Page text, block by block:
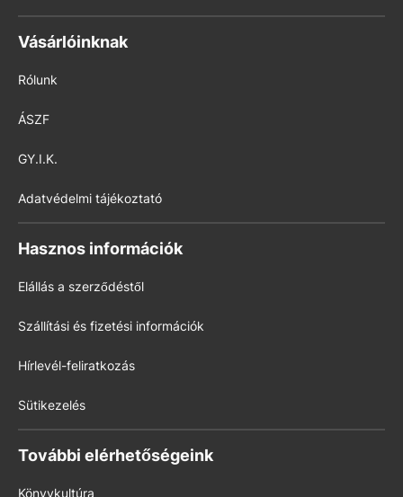
Vásárlóinknak
Rólunk
ÁSZF
GY.I.K.
Adatvédelmi tájékoztató
Hasznos információk
Elállás a szerződéstől
Szállítási és fizetési információk
Hírlevél-feliratkozás
Sütikezelés
További elérhetőségeink
Könyvkultúra